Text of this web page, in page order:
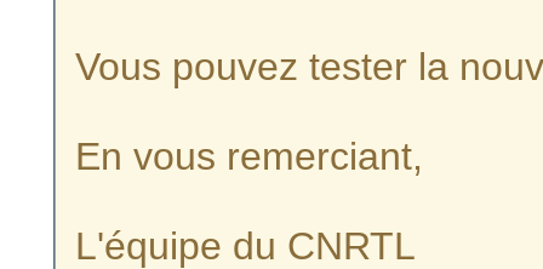
Vous pouvez tester la
En vous remerciant,
L'équipe du CNRTL